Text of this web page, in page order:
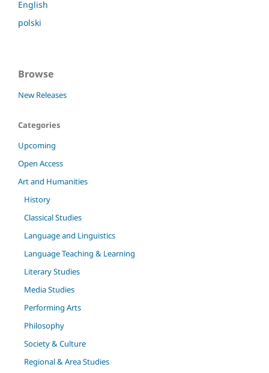
English
polski
Browse
New Releases
Categories
Upcoming
Open Access
Art and Humanities
History
Classical Studies
Language and Linguistics
Language Teaching & Learning
Literary Studies
Media Studies
Performing Arts
Philosophy
Society & Culture
Regional & Area Studies